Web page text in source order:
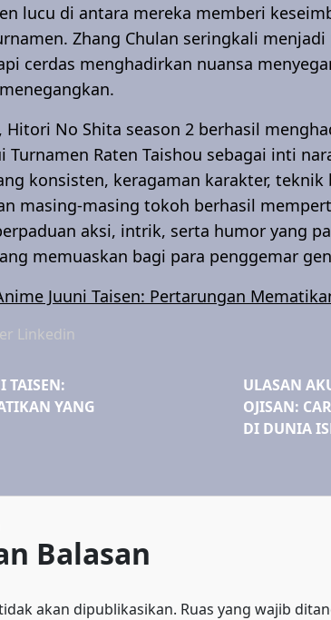
lucu di antara mereka memberi
Zhang Chulan seringkali
cerdas menghadirkan nuansa
Hitori No Shita season 2 berhasil
Turnamen Raten Taishou sebagai inti
konsisten, keragaman karakter, teknik
masing-masing tokoh berhasil
aksi, intrik, serta humor yang
memuaskan bagi para penggemar
Juuni Taisen: Pertarungan
Linkedin
TAISEN:
YANG
ULASAN
OJISAN:
DI DUNIA
Balasan
akan dipublikasikan. Ruas yang wajib